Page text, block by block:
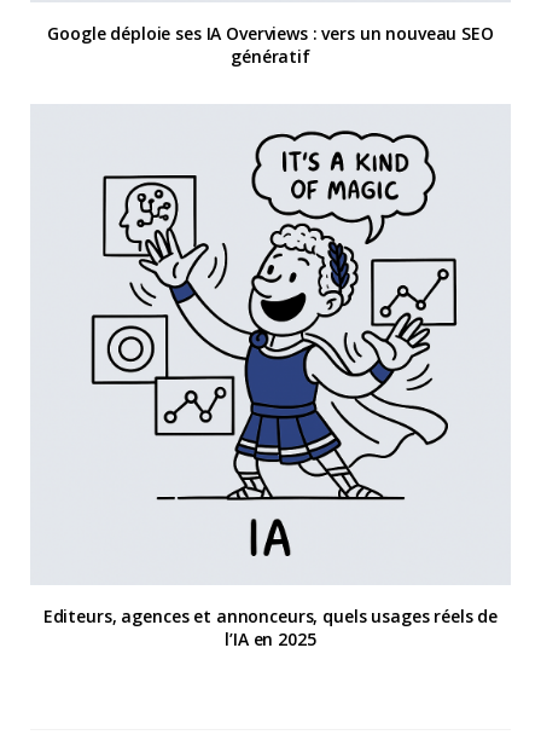
Google déploie ses IA Overviews : vers un nouveau SEO
génératif
Editeurs, agences et annonceurs, quels usages réels de
l’IA en 2025